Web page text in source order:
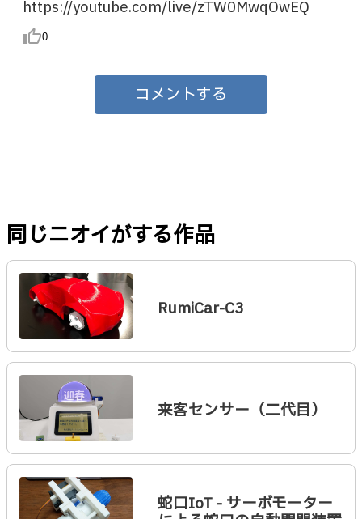
https://youtube.com/live/zTW0MwqOwEQ
thumb_up_alt0
コメントする
同じニオイがする作品
RumiCar-C3
来客センサー（二代目）
蛇口IoT - サーボモーター